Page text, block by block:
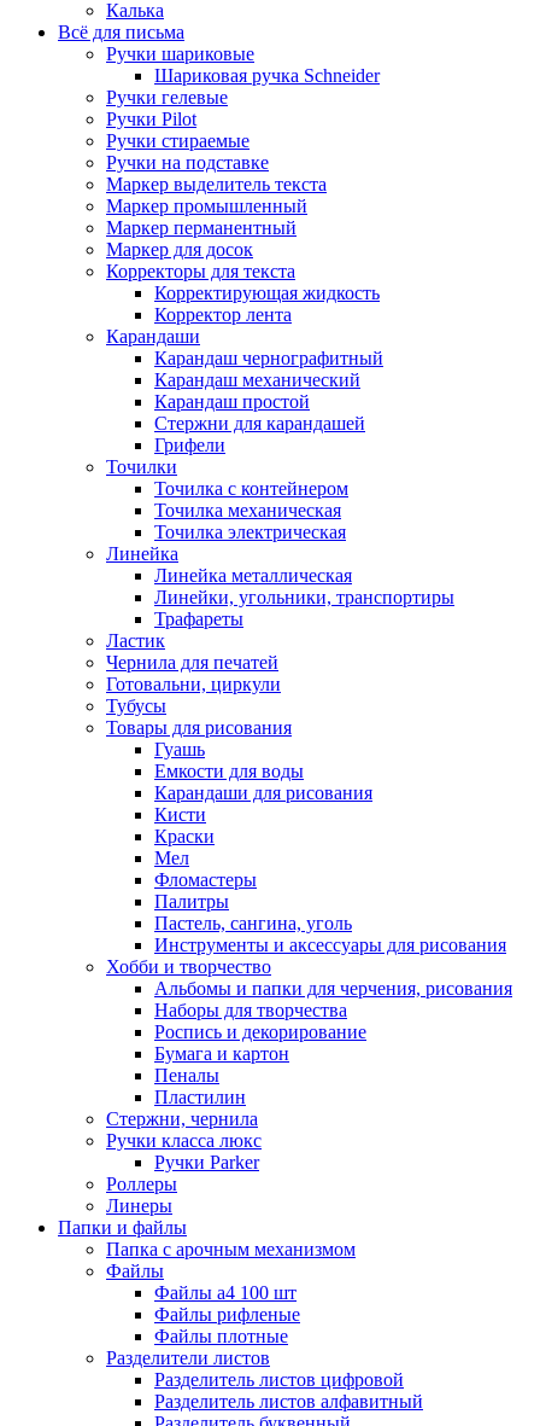
Калька
Всё для письма
Ручки шариковые
Шариковая ручка Schneider
Ручки гелевые
Ручки Pilot
Ручки стираемые
Ручки на подставке
Маркер выделитель текста
Маркер промышленный
Маркер перманентный
Маркер для досок
Корректоры для текста
Корректирующая жидкость
Корректор лента
Карандаши
Карандаш чернографитный
Карандаш механический
Карандаш простой
Стержни для карандашей
Грифели
Точилки
Точилка с контейнером
Точилка механическая
Точилка электрическая
Линейка
Линейка металлическая
Линейки, угольники, транспортиры
Трафареты
Ластик
Чернила для печатей
Готовальни, циркули
Тубусы
Товары для рисования
Гуашь
Емкости для воды
Карандаши для рисования
Кисти
Краски
Мел
Фломастеры
Палитры
Пастель, сангина, уголь
Инструменты и аксессуары для рисования
Хобби и творчество
Альбомы и папки для черчения, рисования
Наборы для творчества
Роспись и декорирование
Бумага и картон
Пеналы
Пластилин
Стержни, чернила
Ручки класса люкс
Ручки Parker
Роллеры
Линеры
Папки и файлы
Папка с арочным механизмом
Файлы
Файлы а4 100 шт
Файлы рифленые
Файлы плотные
Разделители листов
Разделитель листов цифровой
Разделитель листов алфавитный